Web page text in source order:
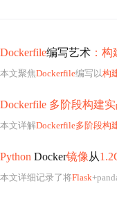
Dockerfile编写艺术 ：构
本文聚焦Dockerfile编写以构
Dockerfile 多阶段构建实
本文详解Dockerfile多阶段构
Python Docker镜像从
本文详细记录了将Flask